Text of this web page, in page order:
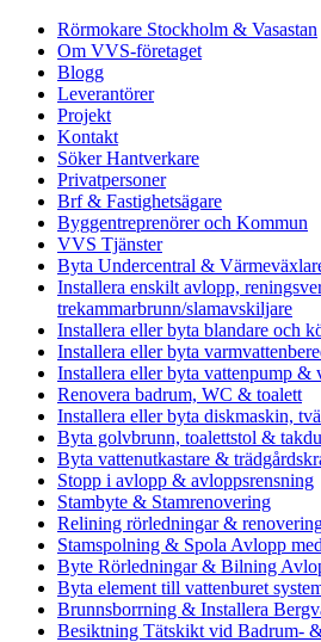
Rörmokare Stockholm & Vasastan
Om VVS-företaget
Blogg
Leverantörer
Projekt
Kontakt
Söker Hantverkare
Privatpersoner
Brf & Fastighetsägare
Byggentreprenörer och Kommun
VVS Tjänster
Byta Undercentral &
Installera enskilt avlopp,
trekammarbrunn/slamavskiljare
Installera eller byta blandare och
Installera eller byta
Installera eller byta vattenpump &
Renovera badrum, WC & toalett
Installera eller byta diskmaskin,
Byta golvbrunn, toalettstol &
Byta vattenutkastare &
Stopp i avlopp & avloppsrensning
Stambyte & Stamrenovering
Relining rörledningar &
Stamspolning & Spola Avlopp
Byte Rörledningar & Bilning
Byta element till vattenburet
Brunnsborrning & Installera
Besiktning Tätskikt vid Badrum-